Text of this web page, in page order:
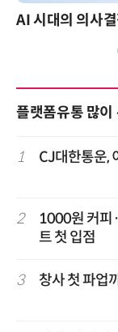
플랫폼유통 많이
1 CJ대한통운,
2
1000원 커
트 첫 입점
3 창사 첫 파업